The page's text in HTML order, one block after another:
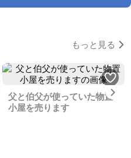
もっと見る
父と伯父が使っていた物置
小屋を売ります